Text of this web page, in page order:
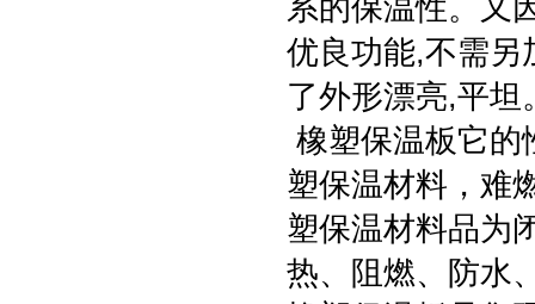
系的保温性。又
优良功能,不需另
了外形漂亮,平坦
橡塑保温板它的
塑保温材料，难
塑保温材料品为
热、阻燃、防水